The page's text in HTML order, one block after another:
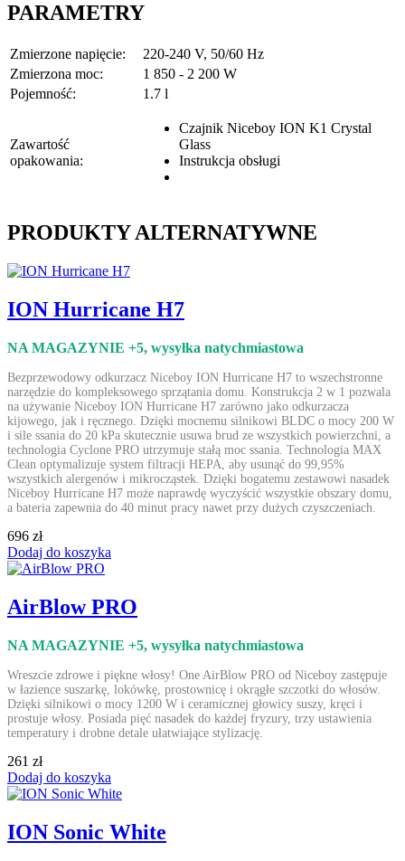
PARAMETRY
Zmierzone napięcie:
220-240 V, 50/60 Hz
Zmierzona moc:
1 850 - 2 200 W
Pojemność:
1.7 l
Zawartość
opakowania:
Czajnik Niceboy ION K1 Crystal
Glass
Instrukcja obsługi
PRODUKTY ALTERNATYWNE
ION Hurricane H7
NA MAGAZYNIE +5, wysyłka natychmiastowa
Bezprzewodowy odkurzacz Niceboy ION Hurricane H7 to wszechstronne
narzędzie do kompleksowego sprzątania domu. Konstrukcja 2 w 1 pozwala
na używanie Niceboy ION Hurricane H7 zarówno jako odkurzacza
kijowego, jak i ręcznego. Dzięki mocnemu silnikowi BLDC o mocy 200 W
i sile ssania do 20 kPa skutecznie usuwa brud ze wszystkich powierzchni, a
technologia Cyclone PRO utrzymuje stałą moc ssania. Technologia MAX
Clean optymalizuje system filtracji HEPA, aby usunąć do 99,95%
wszystkich alergenów i mikrocząstek. Dzięki bogatemu zestawowi nasadek
Niceboy Hurricane H7 może naprawdę wyczyścić wszystkie obszary domu,
a bateria zapewnia do 40 minut pracy nawet przy dużych czyszczeniach.
696 zł
Dodaj do koszyka
AirBlow PRO
NA MAGAZYNIE +5, wysyłka natychmiastowa
Wreszcie zdrowe i piękne włosy! One AirBlow PRO od Niceboy zastępuje
w łazience suszarkę, lokówkę, prostownicę i okrągłe szczotki do włosów.
Dzięki silnikowi o mocy 1200 W i ceramicznej głowicy suszy, kręci i
prostuje włosy. Posiada pięć nasadek do każdej fryzury, trzy ustawienia
temperatury i drobne detale ułatwiające stylizację.
261 zł
Dodaj do koszyka
ION Sonic White